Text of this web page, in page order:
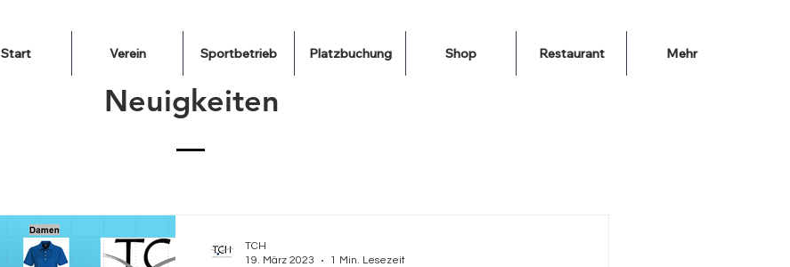
Start Verein Sportbetrieb Platzbuchung Shop Restaurant Mehr
Neuigkeiten
TCH
19. März 2023
1 Min. Lesezeit